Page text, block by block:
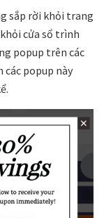
sắp rời khỏi trang
cửa sổ trình
popup trên các
popup này